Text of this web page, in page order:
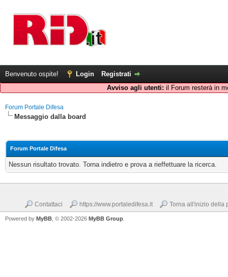
Benvenuto ospite! Login
Registrati
Avviso agli utenti: il Forum resterà in
Forum Portale Difesa
Messaggio dalla board
Forum Portale Difesa
Nessun risultato trovato. Torna indietro e prova a rieffettuare la ricerca.
Contattaci https://www.portaledifesa.it Torna all'inizio della
Powered by MyBB , © 2002-2026 MyBB Group